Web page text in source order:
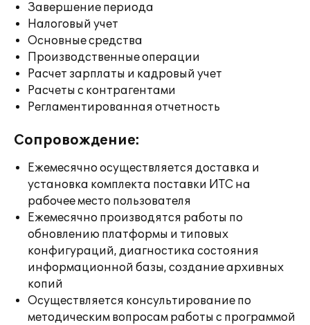
Завершение периода
Налоговый учет
Основные средства
Производственные операции
Расчет зарплаты и кадровый учет
Расчеты с контрагентами
Регламентированная отчетность
Сопровождение:
Ежемесячно осуществляется доставка и
установка комплекта поставки ИТС на
рабочее место пользователя
Ежемесячно производятся работы по
обновлению платформы и типовых
конфигураций, диагностика состояния
информационной базы, создание архивных
копий
Осуществляется консультирование по
методическим вопросам работы с программой